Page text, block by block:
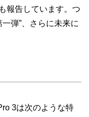
報告しています。つ
弾”、さらに未来に
3は次のような特